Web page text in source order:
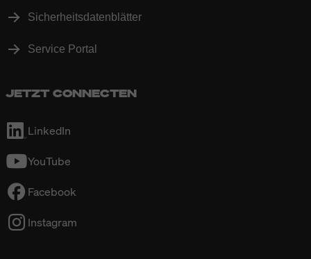
Sicherheitsdatenblätter
Service Portal
JETZT CONNECTEN
LinkedIn
YouTube
Facebook
Instagram